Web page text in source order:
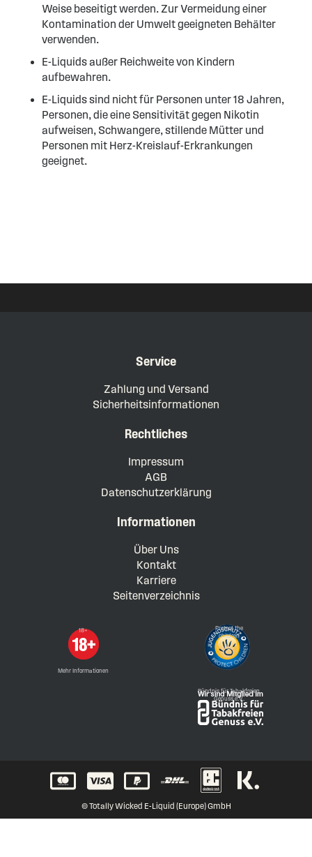
Weise beseitigt werden. Zur Vermeidung einer
Kontamination der Umwelt geeigneten Behälter
verwenden.
E-Liquids außer Reichweite von Kindern
aufbewahren.
E-Liquids sind nicht für Personen unter 18 Jahren,
Personen, die eine Sensitivität gegen Nikotin
aufweisen, Schwangere, stillende Mütter und
Personen mit Herz-Kreislauf-Erkrankungen
geeignet.
Service
Zahlung und Versand
Sicherheitsinformationen
Rechtliches
Impressum
AGB
Datenschutzerklärung
Informationen
Über Uns
Kontakt
Karriere
Seitenverzeichnis
18+
Mehr Informationen
Protect the
children
Bündnis für Tabakfreien
Genuss e.V.
© Totally Wicked E-Liquid (Europe) GmbH